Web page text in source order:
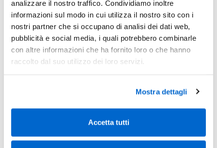
analizzare il nostro traffico. Condividiamo inoltre
informazioni sul modo in cui utilizza il nostro sito con i
nostri partner che si occupano di analisi dei dati web,
pubblicità e social media, i quali potrebbero combinarle
con altre informazioni che ha fornito loro o che hanno
raccolto dal suo utilizzo dei loro servizi.
Mostra dettagli
Accetta tutti